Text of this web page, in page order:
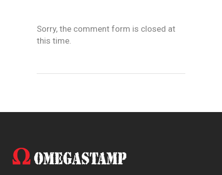
Sorry, the comment form is closed at
this time.